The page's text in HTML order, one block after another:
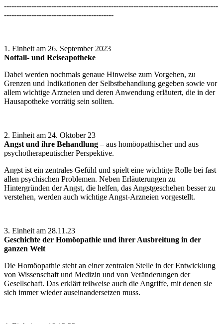
--------------------------------------------------------------------------------------
--------------------------------------------
1. Einheit am 26. September 2023
Notfall- und Reiseapotheke
Dabei werden nochmals genaue Hinweise zum Vorgehen, zu
Grenzen und Indikationen der Selbstbehandlung gegeben sowie vor
allem wichtige Arzneien und deren Anwendung erläutert, die in der
Hausapotheke vorrätig sein sollten.
2. Einheit am 24. Oktober 23
Angst und ihre Behandlung – aus homöopathischer und aus
psychotherapeutischer Perspektive.
Angst ist ein zentrales Gefühl und spielt eine wichtige Rolle bei fast
allen psychischen Problemen. Neben Erläuterungen zu
Hintergründen der Angst, die helfen, das Angstgeschehen besser zu
verstehen, werden auch wichtige Angst-Arzneien vorgestellt.
3. Einheit am 28.11.23
Geschichte der Homöopathie und ihrer Ausbreitung in der
ganzen Welt
Die Homöopathie steht an einer zentralen Stelle in der Entwicklung
von Wissenschaft und Medizin und von Veränderungen der
Gesellschaft. Das erklärt teilweise auch die Angriffe, mit denen sie
sich immer wieder auseinandersetzen muss.